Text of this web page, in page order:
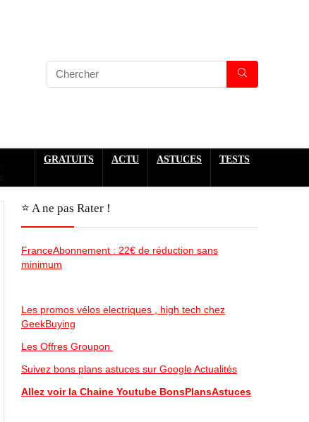
GRATUITS ACTU ASTUCES TESTS
⭐️ A ne pas Rater !
FranceAbonnement : 22€ de réduction sans
minimum
Les promos vélos electriques , high tech chez
GeekBuying
Les Offres Groupon
Suivez bons plans astuces sur Google Actualités
Allez voir la Chaine Youtube BonsPlansAstuces